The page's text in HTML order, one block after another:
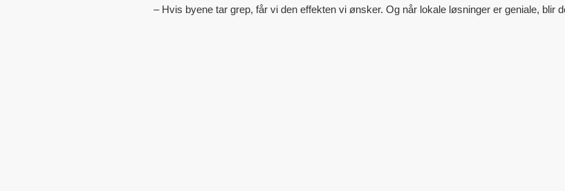
– Hvis byene tar grep, får vi den effekten vi ønsker. Og når lokale løsninger er geniale, blir